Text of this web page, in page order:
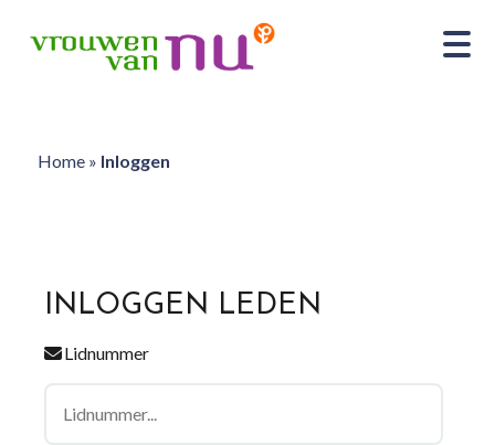
Home» Inloggen
INLOGGEN LEDEN
Lidnummer